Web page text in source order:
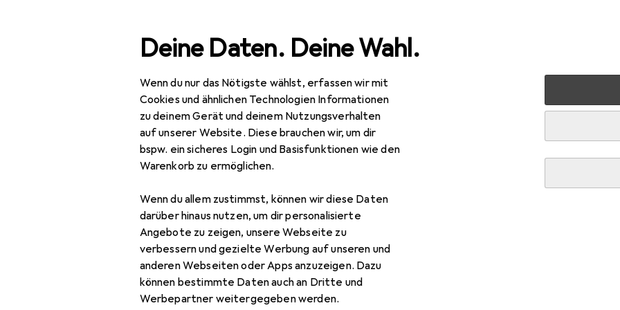
Deine Daten. Deine Wahl.
Wenn du nur das Nötigste wählst, erfassen wir mit
Cookies und ähnlichen Technologien Informationen
zu deinem Gerät und deinem Nutzungsverhalten
auf unserer Website. Diese brauchen wir, um dir
bspw. ein sicheres Login und Basisfunktionen wie den
Warenkorb zu ermöglichen.
Wenn du allem zustimmst, können wir diese Daten
darüber hinaus nutzen, um dir personalisierte
Angebote zu zeigen, unsere Webseite zu
verbessern und gezielte Werbung auf unseren und
anderen Webseiten oder Apps anzuzeigen. Dazu
können bestimmte Daten auch an Dritte und
Werbepartner weitergegeben werden.
Navigation nach KategorienIT + Multimedia Smartphones + Tablets Smartphone Zubehör